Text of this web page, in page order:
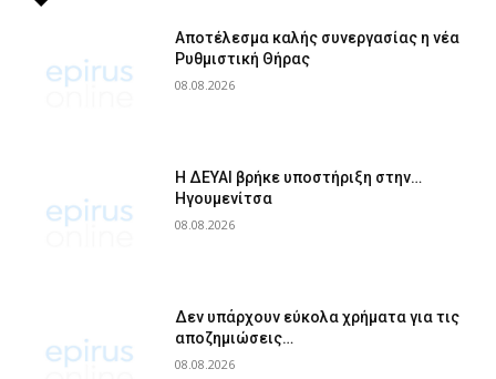
Αποτέλεσμα καλής συνεργασίας η νέα
Ρυθμιστική Θήρας
08.08.2026
Η ΔΕΥΑΙ βρήκε υποστήριξη στην…
Ηγουμενίτσα
08.08.2026
Δεν υπάρχουν εύκολα χρήματα για τις
αποζημιώσεις…
08.08.2026